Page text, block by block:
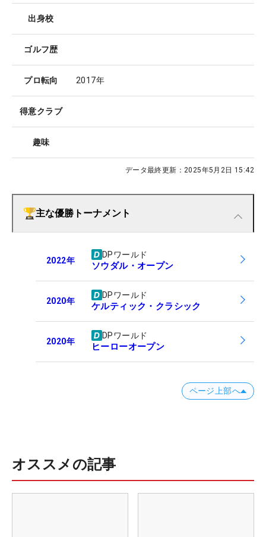
出身校
ゴルフ歴
プロ転向 2017年
得意クラブ
趣味
データ最終更新： 2025年5月2日 15:42
主な優勝トーナメント
2022年
DPワールド
ソウダル・オープン
2020年
DPワールド
ケルティック・クラシック
2020年
DPワールド
ヒーローオープン
ページ上部へ
オススメの記事